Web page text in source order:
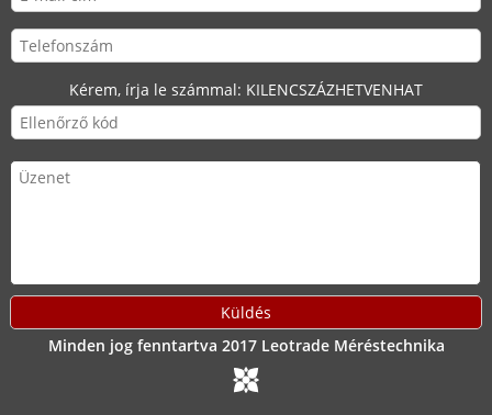
Kérem, írja le számmal: KILENCSZÁZHETVENHAT
Minden jog fenntartva 2017 Leotrade Méréstechnika